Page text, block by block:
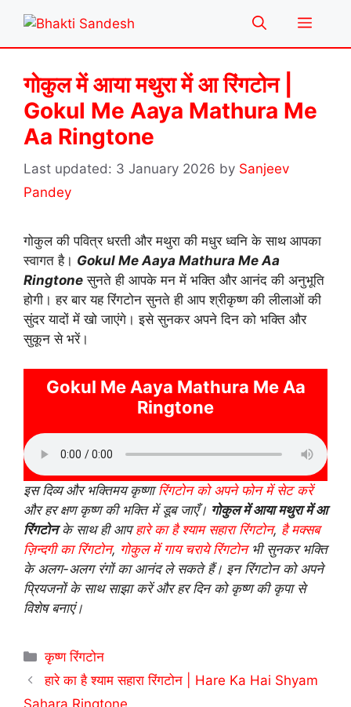
content
Menu
गोकुल में आया मथुरा में आ रिंगटोन |
Gokul Me Aaya Mathura Me
Aa Ringtone
3 January 2026 by Sanjeev
Pandey
गोकुल की पवित्र धरती और मथुरा की मधुर ध्वनि के साथ आपका
स्वागत है। Gokul Me Aaya Mathura Me Aa
Ringtone सुनते ही आपके मन में भक्ति और आनंद की अनुभूति
होगी। हर बार यह रिंगटोन सुनते ही आप श्रीकृष्ण की लीलाओं की
सुंदर यादों में खो जाएंगे। इसे सुनकर अपने दिन को भक्ति और
सुकून से भरें।
Gokul Me Aaya Mathura Me Aa
Ringtone
इस दिव्य और भक्तिमय कृष्णारिंगटोन को अपने फोन में सेट करें
और हर क्षण कृष्ण की भक्ति में डूब जाएँ। गोकुल में आया मथुरा में आ
रिंगटोनके साथ ही आपहारे का है श्याम सहारा रिंगटोन, है मक्सब
ज़िन्दगी का रिंगटोन, गोकुल में गाय चराये रिंगटोनभी सुनकर भक्ति
के अलग-अलग रंगों का आनंद ले सकते हैं। इन रिंगटोन को अपने
प्रियजनों के साथ साझा करें और हर दिन को कृष्ण की कृपा से
विशेष बनाएं।
Categories
कृष्ण रिंगटोन
हारे का है श्याम सहारा रिंगटोन | Hare Ka Hai Shyam